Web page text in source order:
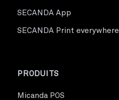
SECANDA App
SECANDA Print everywhere
PRODUITS
Micanda POS